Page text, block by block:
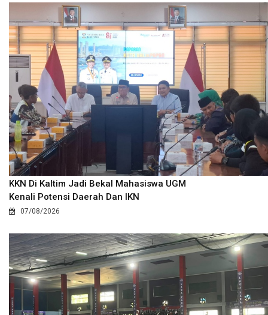
KKN Di Kaltim Jadi Bekal Mahasiswa UGM
Kenali Potensi Daerah Dan IKN
07/08/2026